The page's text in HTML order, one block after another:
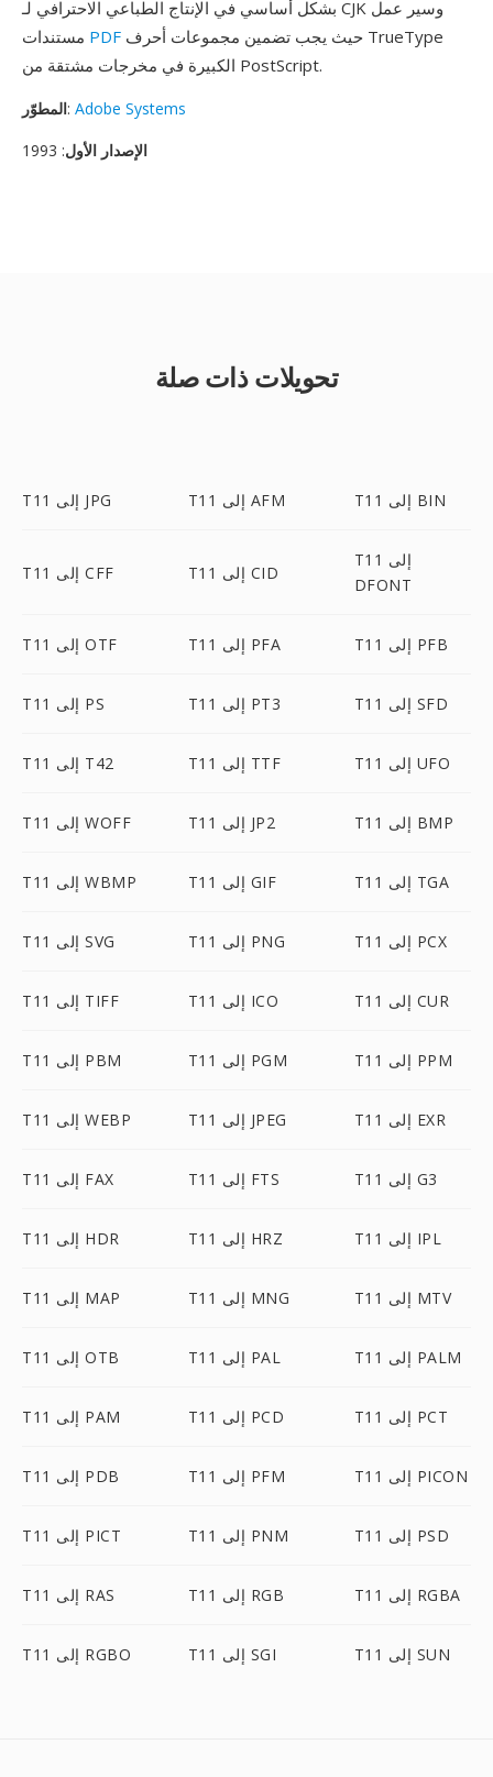
بشكل أساسي في الإنتاج الطباعي الاحترافي لـ CJK وسير عمل
PDF
الكبيرة في مخرجات مشتقة من PostScript.
المطوّر: Adobe Systems
الإصدار الأول: 1993
تحويلات ذات صلة
T11 إلى JPG T11 إلى AFM T11 إلى BIN
T11 إلى CFF T11 إلى CID
T11 إلى
DFONT
T11 إلى OTF T11 إلى PFA T11 إلى PFB
T11 إلى PS T11 إلى PT3 T11 إلى SFD
T11 إلى T42 T11 إلى TTF T11 إلى UFO
T11 إلى WOFF T11 إلى JP2 T11 إلى BMP
T11 إلى WBMP T11 إلى GIF T11 إلى TGA
T11 إلى SVG T11 إلى PNG T11 إلى PCX
T11 إلى TIFF T11 إلى ICO T11 إلى CUR
T11 إلى PBM T11 إلى PGM T11 إلى PPM
T11 إلى WEBP T11 إلى JPEG T11 إلى EXR
T11 إلى FAX T11 إلى FTS T11 إلى G3
T11 إلى HDR T11 إلى HRZ T11 إلى IPL
T11 إلى MAP T11 إلى MNG T11 إلى MTV
T11 إلى OTB T11 إلى PAL T11 إلى PALM
T11 إلى PAM T11 إلى PCD T11 إلى PCT
T11 إلى PDB T11 إلى PFM T11 إلى PICON
T11 إلى PICT T11 إلى PNM T11 إلى PSD
T11 إلى RAS T11 إلى RGB T11 إلى RGBA
T11 إلى RGBO T11 إلى SGI T11 إلى SUN